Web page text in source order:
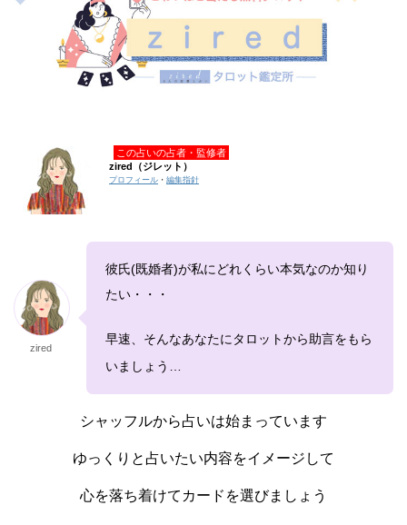
この占いの占者・監修者
zired（ジレット）
プロフィール ・ 編集指針
zired
彼氏(既婚者)が私にどれくらい本気なのか知り
たい・・・
早速、そんなあなたにタロットから助言をもら
いましょう…
シャッフルから占いは始まっています
ゆっくりと占いたい内容をイメージして
心を落ち着けてカードを選びましょう